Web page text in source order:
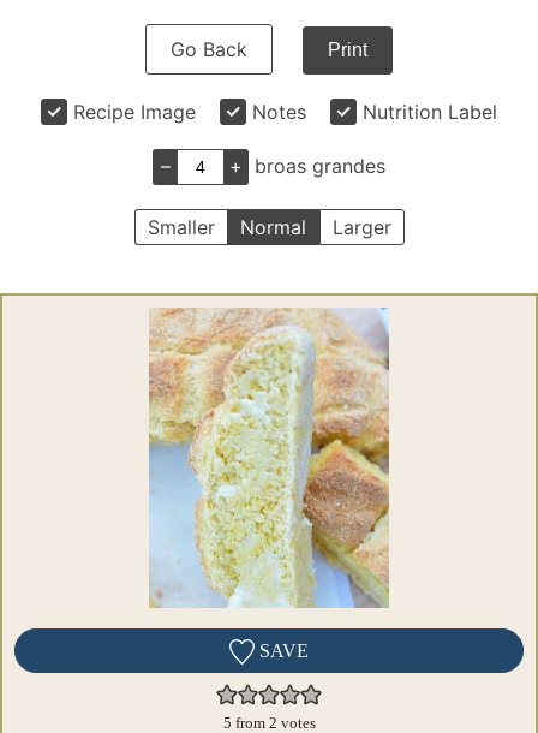
Go Back Print
Recipe Image Notes Nutrition Label
– + broas grandes
Smaller Normal Larger
SAVE
5 from 2 votes